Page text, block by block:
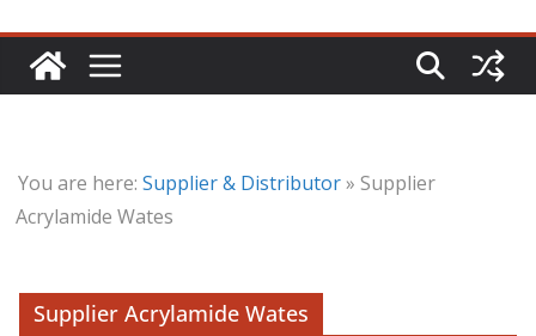
You are here: Supplier & Distributor» Supplier
Acrylamide Wates
Supplier Acrylamide Wates